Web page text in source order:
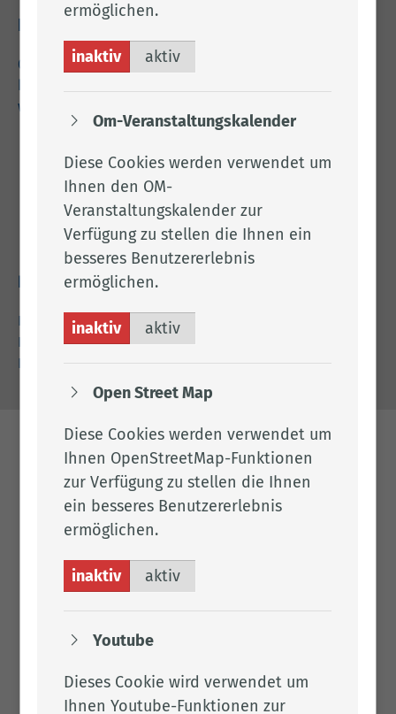
04471 15 0
www.lkclp.de
Adresse
Landkreis Cloppenburg
Eschstr. 29
49661 Cloppenburg
Rechtliches
Impressum
Datenschutz
Barrierefreiheit
ermöglichen.
inaktiv aktiv
Om-Veranstaltungskalender
Diese Cookies werden verwendet um
Ihnen den OM-
Veranstaltungskalender zur
Verfügung zu stellen die Ihnen ein
besseres Benutzererlebnis
ermöglichen.
inaktiv aktiv
Open Street Map
Diese Cookies werden verwendet um
Ihnen OpenStreetMap-Funktionen
zur Verfügung zu stellen die Ihnen
ein besseres Benutzererlebnis
ermöglichen.
inaktiv aktiv
Youtube
Dieses Cookie wird verwendet um
Ihnen Youtube-Funktionen zur